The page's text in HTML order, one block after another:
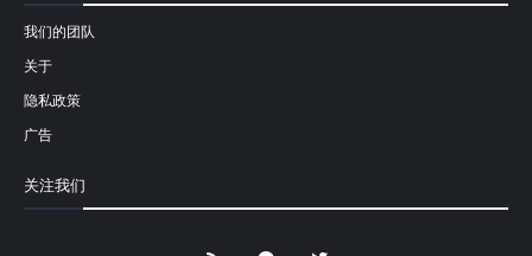
我们的团队
关于
隐私政策
广告
关注我们